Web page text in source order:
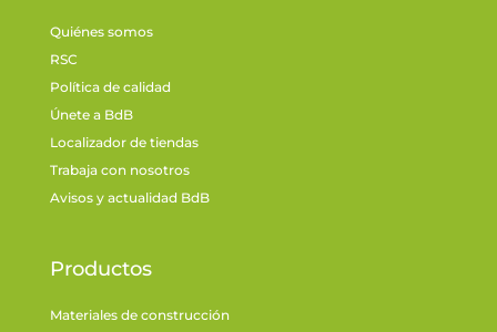
Quiénes somos
RSC
Política de calidad
Únete a BdB
Localizador de tiendas
Trabaja con nosotros
Avisos y actualidad BdB
Productos
Materiales de construcción